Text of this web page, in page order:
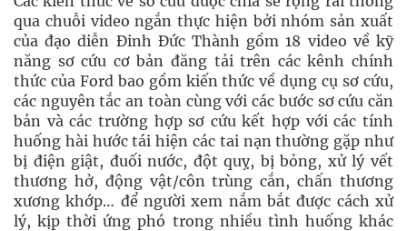
qua chuỗi video ngắn thực hiện bởi nhóm sản xuất
của đạo diễn Đinh Đức Thành gồm 18 video về kỹ
năng sơ cứu cơ bản đăng tải trên các kênh chính
thức của Ford bao gồm kiến thức về dụng cụ sơ cứu,
các nguyên tắc an toàn cùng với các bước sơ cứu căn
bản và các trường hợp sơ cứu kết hợp với các tính
huống hài hước tái hiện các tai nạn thường gặp như
bị điện giật, đuối nước, đột quỵ, bị bỏng, xử lý vết
thương hở, động vật/côn trùng cắn, chấn thương
xương khớp… để người xem nắm bắt được cách xử
lý, kịp thời ứng phó trong nhiều tình huống khác